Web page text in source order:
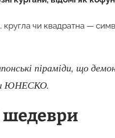
чи квадратна —
піраміди, що
ЮНЕСКО.
шедеври